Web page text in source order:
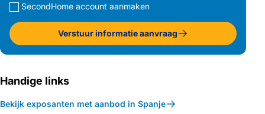
SecondHome account aanmaken
Verstuur informatie aanvraag
Handige links
Bekijk exposanten met aanbod in Spanje